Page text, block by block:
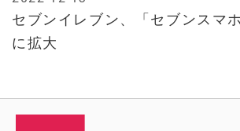
セブンイレブン、「セブンスマ
に拡大